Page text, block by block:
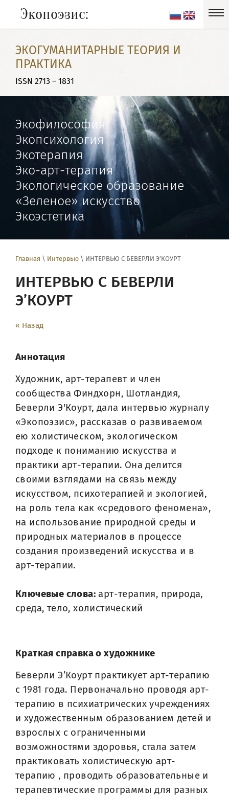
Экопоэзис:
ЭКОГУМАНИТАРНЫЕ ТЕОРИЯ И
ПРАКТИКА
ISSN 2713 – 1831
Экофилософия
Экопсихология
Экотерапия
Эко-арт-терапия
Экологическое образование
«Зеленое» искусство
Экоэстетика
Главная \ Интервью \ ИНТЕРВЬЮ С БЕВЕРЛИ Э’КОУРТ
ИНТЕРВЬЮ С БЕВЕРЛИ
Э’КОУРТ
« Назад
Аннотация
Художник, арт-терапевт и член
сообщества Финдхорн, Шотландия,
Беверли Э'Коурт, дала интервью журналу
«Экопоэзис», рассказав о развиваемом
ею холистическом, экологическом
подходе к пониманию искусства и
практики арт-терапии. Она делится
своими взглядами на связь между
искусством, психотерапией и экологией,
на роль тела как «средового феномена»,
на использование природной среды и
природных материалов в процессе
создания произведений искусства и в
арт-терапии.
Ключевые слова: арт-терапия, природа,
среда, тело, холистический
Краткая справка о художнике
Беверли Э’Коурт практикует арт-терапию
с 1981 года. Первоначально проводя арт-
терапию в психиатрических учреждениях
и художественным образованием детей и
взрослых с ограниченными
возможностями здоровья, стала затем
практиковать холистическую арт-
терапию , проводить образовательные и
терапевтические программы для разных